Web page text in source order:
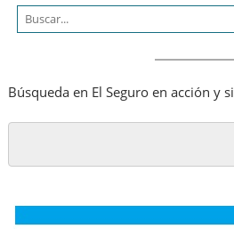
Búsqueda en El Seguro en acción y